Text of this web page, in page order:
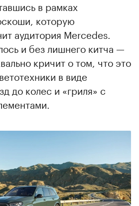
в рамках
которую
аудитория Mercedes.
и без лишнего китча —
кричит о том, что это
в виде
до колес и «гриля» с